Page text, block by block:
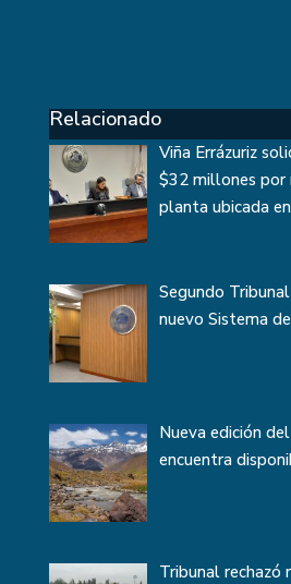
Relacionado
Viña Errázuriz
$32 millones por
planta ubicada
Segundo
nuevo Sistema
Nueva edición
encuentra
Tribunal rechazó